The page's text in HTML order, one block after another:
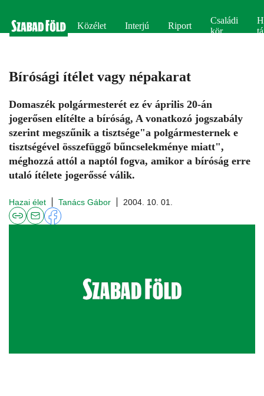
Közélet Interjú Riport
Családi
kör
Bírósági ítélet vagy népakarat
Domaszék polgármesterét ez év április 20-án
jogerősen elítélte a bíróság, A vonatkozó jogszabály
szerint megszűnik a tisztsége"a polgármesternek e
tisztségével összefüggő bűncselekménye miatt",
méghozzá attól a naptól fogva, amikor a bíróság erre
utaló ítélete jogerőssé válik.
Hazai élet Tanács Gábor 2004. 10. 01.